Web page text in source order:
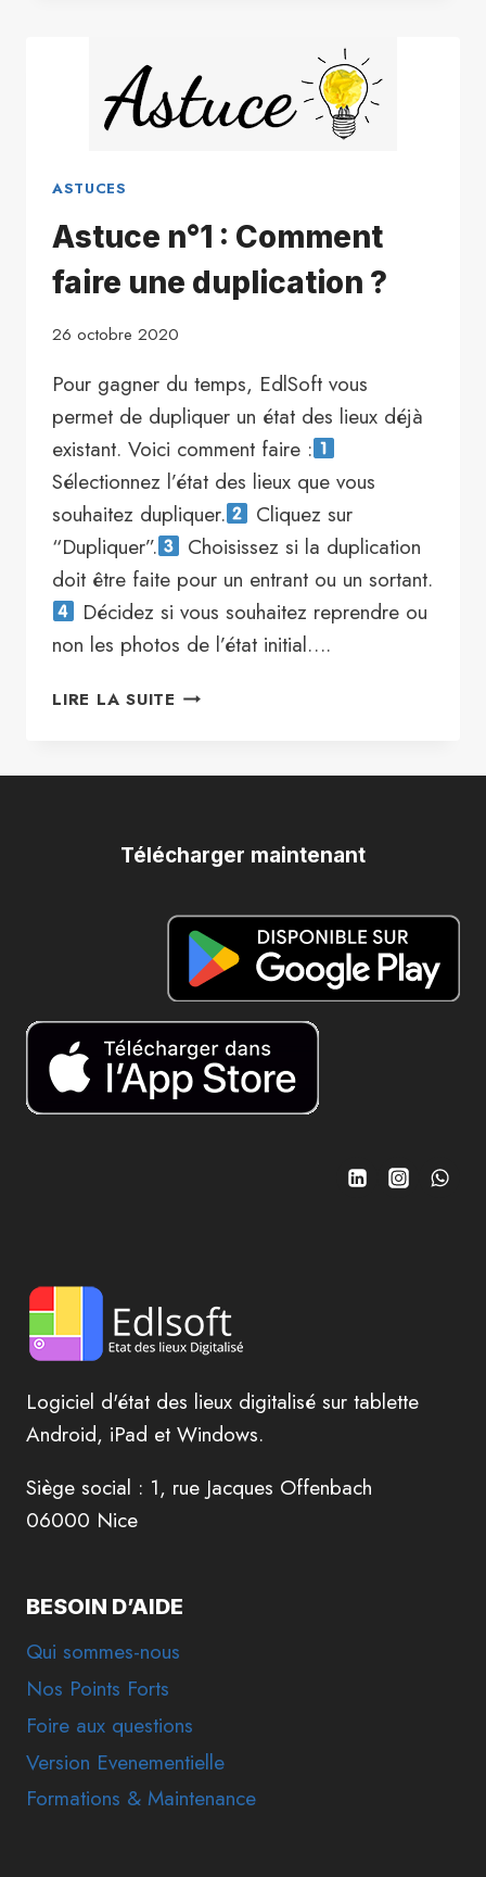
DES
CHAMPS
D’UNE
AUTRE
ASTUCES
Astuce n°1 : Comment
faire une duplication ?
26 octobre 2020
Pour gagner du temps, EdlSoft vous
permet de dupliquer un état des lieux déjà
existant. Voici comment faire :
Sélectionnez l’état des lieux que vous
souhaitez dupliquer.
Cliquez sur
“Dupliquer”.
Choisissez si la duplication
doit être faite pour un entrant ou un sortant.
Décidez si vous souhaitez reprendre ou
non les photos de l’état initial….
LIRE LA SUITE ASTUCE
COMMENT
DUPLICATION
Télécharger maintenant
Logiciel d'état des lieux digitalisé sur tablette
Android, iPad et Windows.
Siège social : 1, rue Jacques Offenbach
06000 Nice
BESOIN D’AIDE
Qui sommes-nous
Nos Points Forts
Foire aux questions
Version Evenementielle
Formations & Maintenance